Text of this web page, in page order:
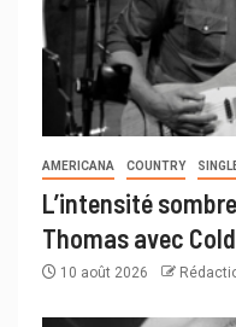
AMERICANA COUNTRY
L’intensité
Thomas avec
10 août 2026